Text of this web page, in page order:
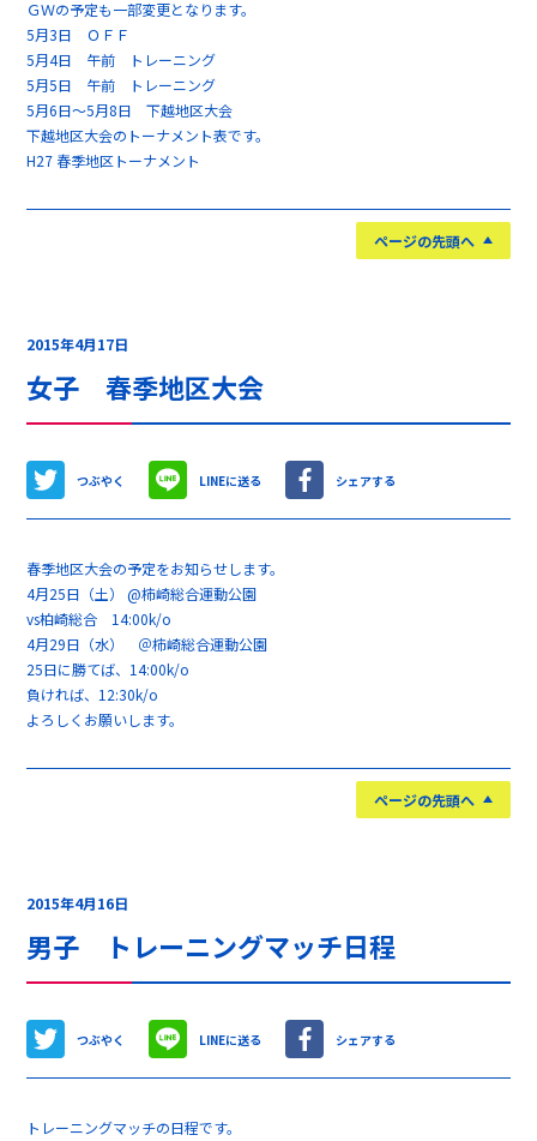
ＧＷの予定も一部変更となります。
5月3日 ＯＦＦ
5月4日 午前 トレーニング
5月5日 午前 トレーニング
5月6日～5月8日 下越地区大会
下越地区大会のトーナメント表です。
H27 春季地区トーナメント
ページの先頭へ
2015年4月17日
女子 春季地区大会
つぶやく LINEに送る シェアする
春季地区大会の予定をお知らせします。
4月25日（土） @柿崎総合運動公園
vs柏崎総合 14:00k/o
4月29日（水） ＠柿崎総合運動公園
25日に勝てば、14:00k/o
負ければ、12:30k/o
よろしくお願いします。
ページの先頭へ
2015年4月16日
男子 トレーニングマッチ日程
つぶやく LINEに送る シェアする
トレーニングマッチの日程です。